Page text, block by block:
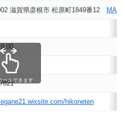
滋賀県彦根市 松原町1849番12 MAP
hikoneten
ールできます